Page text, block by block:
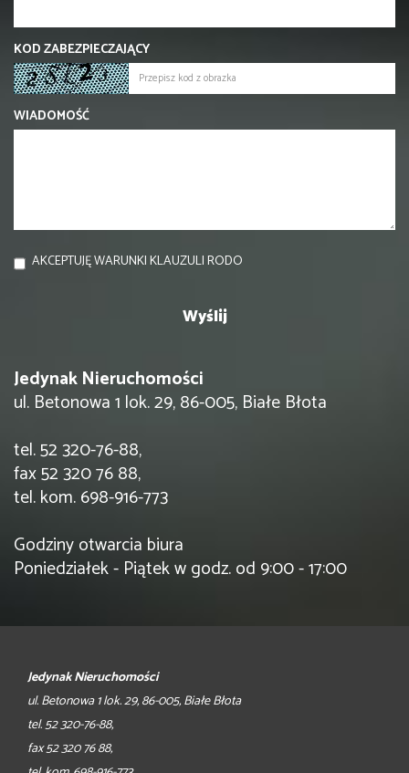
KOD ZABEZPIECZAJĄCY
WIADOMOŚĆ
AKCEPTUJĘ WARUNKI KLAUZULI RODO
Jedynak Nieruchomości
ul. Betonowa 1 lok. 29, 86-005, Białe Błota
tel. 52 320-76-88,
fax 52 320 76 88,
tel. kom. 698-916-773
Godziny otwarcia biura
Poniedziałek - Piątek w godz. od 9:00 - 17:00
Jedynak Nieruchomości
ul. Betonowa 1 lok. 29, 86-005, Białe Błota
tel. 52 320-76-88,
fax 52 320 76 88,